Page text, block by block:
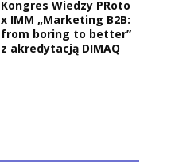
Kongres Wiedzy PRoto
x IMM „Marketing B2B:
from boring to better”
z akredytacją DIMAQ